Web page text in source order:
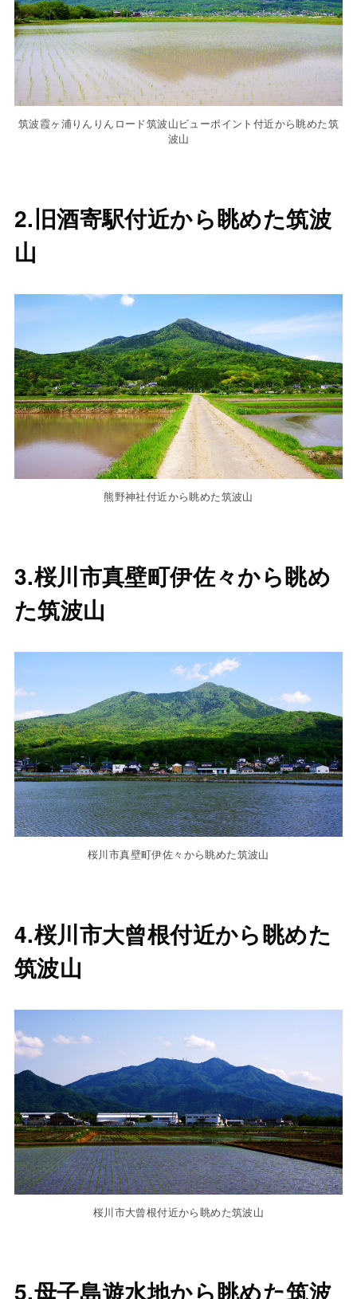
筑波霞ヶ浦りんりんロード筑波山ビューポイント付近から眺めた筑
波山
2.旧酒寄駅付近から眺めた筑波
山
熊野神社付近から眺めた筑波山
3.桜川市真壁町伊佐々から眺め
た筑波山
桜川市真壁町伊佐々から眺めた筑波山
4.桜川市大曾根付近から眺めた
筑波山
桜川市大曾根付近から眺めた筑波山
5.母子島遊水地から眺めた筑波